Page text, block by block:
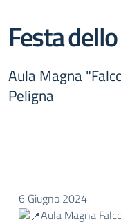
Festa
Aula Magna
Peligna
6 Giugno 2024
Aula Magna